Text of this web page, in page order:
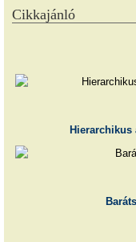
Cikkajánló
Hierarchikus